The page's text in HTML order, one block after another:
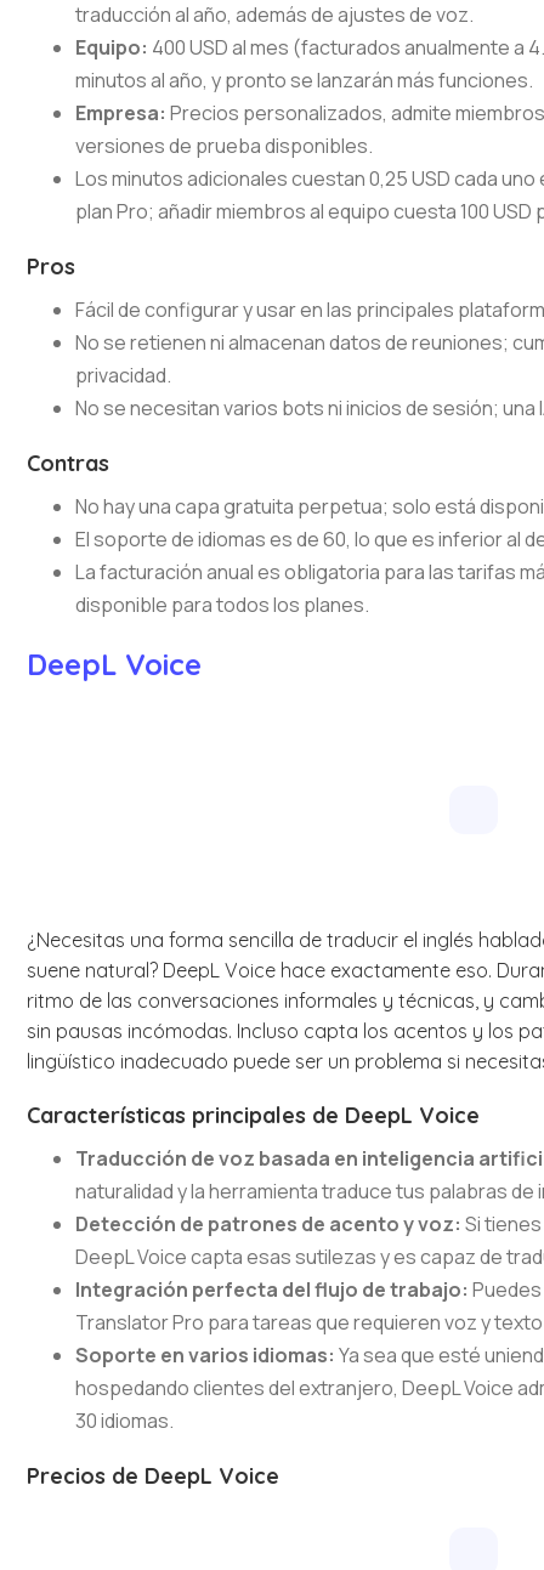
traducción al año, además de ajustes de voz.
Equipo: 400 USD al mes (facturados anualmente a
minutos al año, y pronto se lanzarán más funciones.
Empresa: Precios personalizados, admite
versiones de prueba disponibles.
Los minutos adicionales cuestan 0,25 USD cada uno
plan Pro; añadir miembros al equipo cuesta 100
Pros
Fácil de configurar y usar en las principales
No se retienen ni almacenan datos de reuniones;
privacidad.
No se necesitan varios bots ni inicios de sesión; una
Contras
No hay una capa gratuita perpetua; solo está
El soporte de idiomas es de 60, lo que es inferior al
La facturación anual es obligatoria para las tarifas
disponible para todos los planes.
DeepL Voice
¿Necesitas una forma sencilla de traducir el inglés
suene natural? DeepL Voice hace exactamente eso.
ritmo de las conversaciones informales y técnicas, y
sin pausas incómodas. Incluso capta los acentos y los
lingüístico inadecuado puede ser un problema si
Características principales de DeepL Voice
Traducción de voz basada en inteligencia
naturalidad y la herramienta traduce tus palabras de
Detección de patrones de acento y voz:Si
DeepL Voice capta esas sutilezas y es capaz de
Integración perfecta del flujo de trabajo:
Translator Pro para tareas que requieren voz y
Soporte en varios idiomas:Ya sea que esté
hospedando clientes del extranjero, DeepL Voice
30 idiomas.
Precios de DeepL Voice